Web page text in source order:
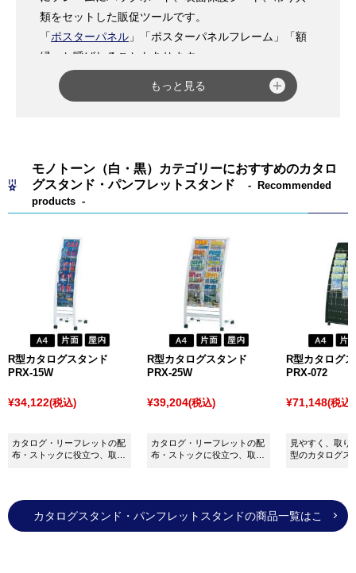
類をセットした販促ツールです。
「ポスターパネル 」「ポスターパネルフレーム」「額
縁」と呼ばれることもあります。
適応サイズは、規格サイズでB0～A5まで幅広く対応で
き、規格外の特注サイズに対応できる商品もあります
ラック
木目調等の展開をしているメーカーが多いで
す。
設置場所別に、「屋内用」「屋外用」に分類でき、屋
には、印刷物に「 ラミネート加工を行うタイプ」
と、防水ケースに印刷物を入れる「パックシートタイ
」があります。 内照ポスターパネル
（導光板タイプ）が中心で屋外対応の薄型LEDパネル
も普及し、商業施設や駅構内などでよく利用されてい
ます。
ポスターを交換する方法別では、交換が簡単な機能タ
イプ「4辺開閉式（前面交換）」「ポスター差込式（横
は、シンプルで安価な「ビス留め」タイプもありま
その他にもさまざまなポスターフレームを取り揃えて
もっと見る
モノトーン（白・黒）カテゴリーにおすすめのカタロ
グスタンド・パンフレットスタンド
Recommended
products
R型カタログスタンド
PRX-15W
¥34,122(税込)
カタログ・リーフレットの配
布・ストックに役立つ、取り
R型カタログスタンド
PRX-25W
¥39,204(税込)
カタログ・リーフレットの配
布・ストックに役立つ、取り
R型カタログ
PRX-072
¥71,148(税込)
見やすく、取り
型のカタログス
カタログスタンド・パンフレットスタンドの商品一覧はこ